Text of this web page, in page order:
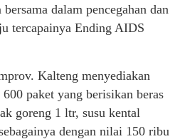
dalam pencegahan dan
tercapainya Ending AIDS
Kalteng menyediakan
paket yang berisikan beras
goreng 1 ltr, susu kental
dengan nilai 150 ribu